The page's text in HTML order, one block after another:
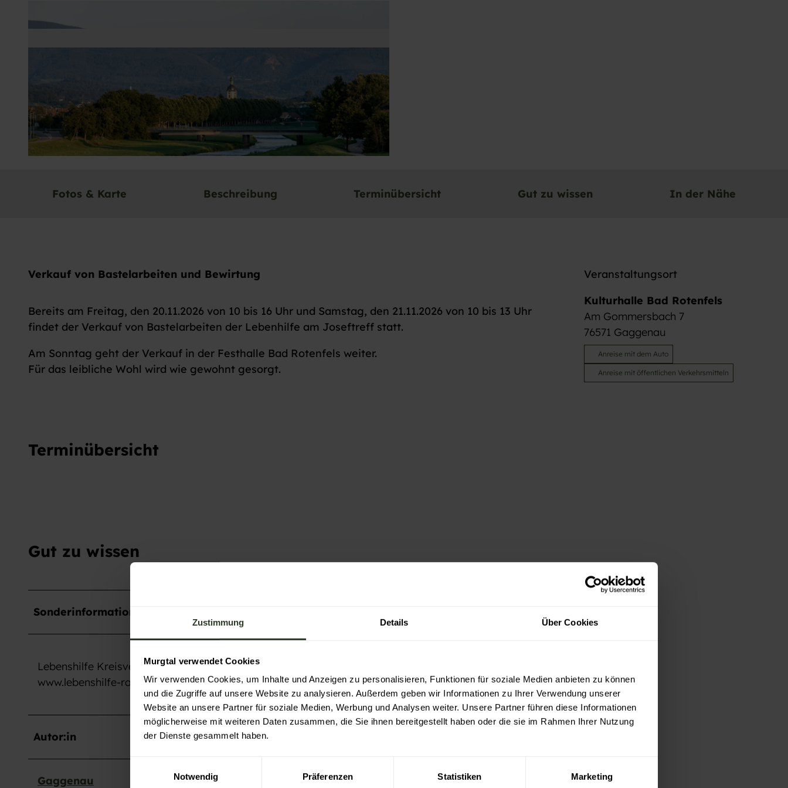
Zustimmung Details Über Cookies
Murgtal verwendet Cookies
Wir verwenden Cookies, um Inhalte und Anzeigen zu personalisieren, Funktionen für soziale Medien anbieten zu können
und die Zugriffe auf unsere Website zu analysieren. Außerdem geben wir Informationen zu Ihrer Verwendung unserer
Website an unsere Partner für soziale Medien, Werbung und Analysen weiter. Unsere Partner führen diese Informationen
möglicherweise mit weiteren Daten zusammen, die Sie ihnen bereitgestellt haben oder die sie im Rahmen Ihrer Nutzung
der Dienste gesammelt haben.
E
Notwendig Präferenzen Statistiken Marketing
Fotos & Karte Beschreibung Terminübersicht Gut zu wissen In der Nähe
Verkauf von Bastelarbeiten und Bewirtung
Bereits am Freitag, den 20.11.2026 von 10 bis 16 Uhr und Samstag, den 21.11.2026 von 10 bis 13 Uhr
findet der Verkauf von Bastelarbeiten der Lebenhilfe am Joseftreff statt.
Am Sonntag geht der Verkauf in der Festhalle Bad Rotenfels weiter.
Für das leibliche Wohl wird wie gewohnt gesorgt.
Terminübersicht
Gut zu wissen
Sonderinformation
Lebenshilfe Kreisvereinigung Rastatt/Murgtal e.V.
www.lebenshilfe-rastatt-murgtal.de
Autor:in
Gaggenau
Veranstaltungsort
Kulturhalle Bad Rotenfels
Am Gommersbach 7
76571 Gaggenau
Anreise mit dem Auto
Anreise mit öffentlichen Verkehrsmitteln